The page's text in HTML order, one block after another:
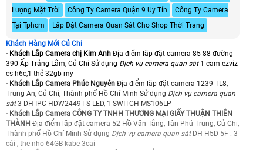
Lượng Mặt Trời
Công Ty Camera Quận 9 Uy Tín
Công Ty Camera
Tại Tphcm
Lắp Đặt Camera Quan Sát Cho Shop Thời Trang
Khách Hàng Mới Củ Chi
- Khách Lắp Camera chị Kim Anh Địa điểm lăp đặt camera 85-88 đường
390 Ấp Trảng Lắm, Củ Chi Sử dụng Dịch vụ camera quan sát 1 cam ezviz
cs-h6c,1 thẻ 32gb my
- Khách Lắp Camera Phúc Nguyên Địa điểm lăp đặt camera 1239 TL8,
Trung An, Củ Chi, Thành phố Hồ Chí Minh Sử dụng Dịch vụ camera quan
sát3 DH-IPC-HDW2449T-S-LED, 1 SWITCH MS106LP
- Khách Lắp Camera CÔNG TY TNHH THƯƠNG MẠI GIẤY THUẬN THIÊN
THÀNH Địa điểm lăp đặt camera 52 Hồ Văn Tắng, Tân Phú Trung, Củ Chi,
Thành phố Hồ Chí Minh Sử dụng Dịch vụ camera quan sát DH-H5D-5F : 3
cái , the nho 64GB kabe 3cai